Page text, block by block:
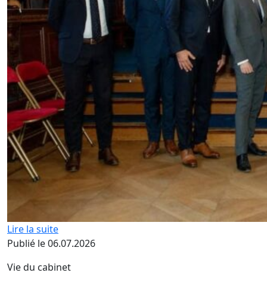
Lire la suite
Publié le 06.07.2026
Vie du cabinet